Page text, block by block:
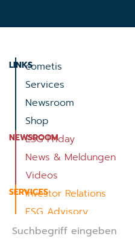
LINKScometis
Services
Newsroom
Shop
NEWSROOM
ESG Friday
News & Meldungen
Videos
SERVICES
Investor Relations
ESG Advisory
IPO